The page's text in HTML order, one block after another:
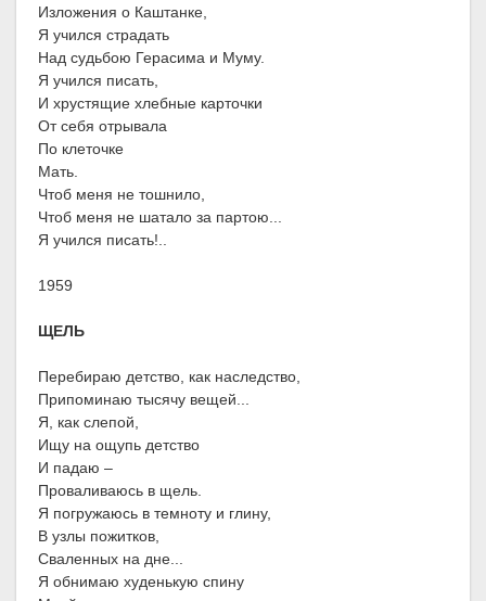
Изложения о Каштанке,
Я учился страдать
Над судьбою Герасима и Муму.
Я учился писать,
И хрустящие хлебные карточки
От себя отрывала
По клеточке
Мать.
Чтоб меня не тошнило,
Чтоб меня не шатало за партою...
Я учился писать!..
1959
ЩЕЛЬ
Перебираю детство, как наследство,
Припоминаю тысячу вещей...
Я, как слепой,
Ищу на ощупь детство
И падаю –
Проваливаюсь в щель.
Я погружаюсь в темноту и глину,
В узлы пожитков,
Сваленных на дне...
Я обнимаю худенькую спину